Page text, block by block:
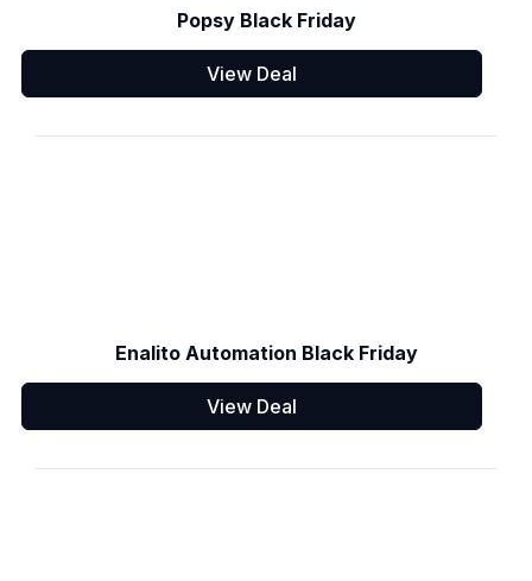
Popsy Black Friday
View Deal
Enalito Automation Black Friday
View Deal